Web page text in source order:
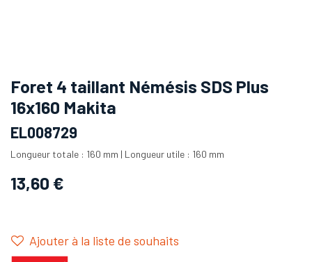
Foret 4 taillant Némésis SDS Plus
16x160 Makita
EL008729
Longueur totale : 160 mm | Longueur utile : 160 mm
13,60 €
Ajouter à la liste de souhaits